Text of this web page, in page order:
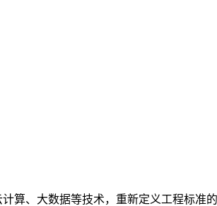
算、大数据等技术，重新定义工程标准的